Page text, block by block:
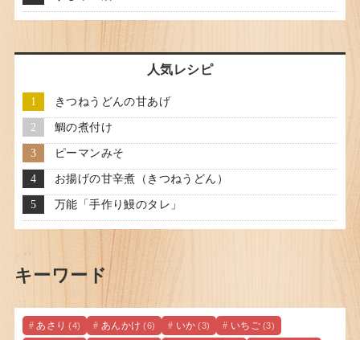
人気レシピ
きつねうどんの甘あげ
鯛の煮付け
ピーマンみそ
お揚げの甘辛煮（きつねうどん）
万能「手作り鰻のタレ」
キーワード
あさり (4) あんかけ (6) いか (3) いちご (3)